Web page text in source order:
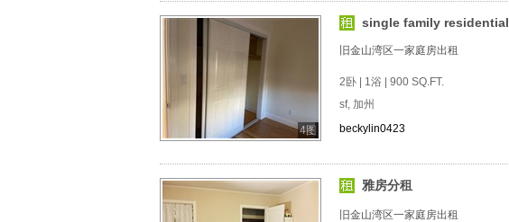
4图
single family residential
旧金山湾区一家庭房出租
2卧 | 1浴 | 900 SQ.FT.
sf, 加州
beckylin0423
雅房分租
旧金山湾区一家庭房出租